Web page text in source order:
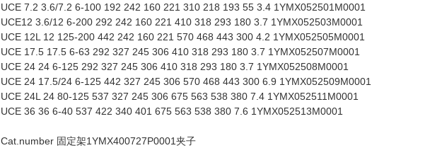
UCE 7.2 3.6/7.2 6-100 192 242 160 221 310 218 193 55 3.4 1YMX052501M0001
UCE12 3.6/12 6-200 292 242 160 221 410 318 293 180 3.7 1YMX052503M0001
UCE 12L 12 125-200 442 242 160 221 570 468 443 300 4.2 1YMX052505M0001
UCE 17.5 17.5 6-63 292 327 245 306 410 318 293 180 3.7 1YMX052507M0001
UCE 24 24 6-125 292 327 245 306 410 318 293 180 3.7 1YMX052508M0001
UCE 24 17.5/24 6-125 442 327 245 306 570 468 443 300 6.9 1YMX052509M0001
UCE 24L 24 80-125 537 327 245 306 675 563 538 380 7.4 1YMX052511M0001
UCE 36 36 6-40 537 422 340 401 675 563 538 380 7.6 1YMX052513M0001
Cat.number 固定架1YMX400727P0001夹子